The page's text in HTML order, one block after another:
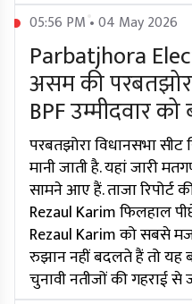
05:56 PM • 04 May 2026
Parbatjhora
असम की
BPF उम्मीदवार
परबतझोरा विधानसभा सीट
मानी जाती है. यहां जारी
सामने आए हैं. ताजा रिपोर्ट
Rezaul Karim फिलहाल
Rezaul Karim को सबसे
रुझान नहीं बदलते हैं तो यह
चुनावी नतीजों की गहराई